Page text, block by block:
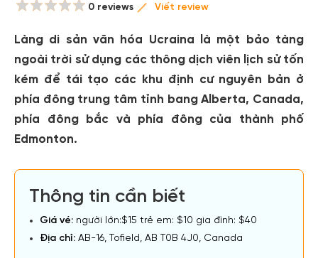
0 reviews Viết review
Làng di sản văn hóa Ucraina là một bảo tàng
ngoài trời sử dụng các thông dịch viên lịch sử tốn
kém để tái tạo các khu định cư nguyên bản ở
phía đông trung tâm tỉnh bang Alberta, Canada,
phía đông bắc và phía đông của thành phố
Edmonton.
Thông tin cần biết
Giá vé: người lớn:$15 trẻ em: $10 gia đình: $40
Địa chỉ: AB-16, Tofield, AB T0B 4J0, Canada